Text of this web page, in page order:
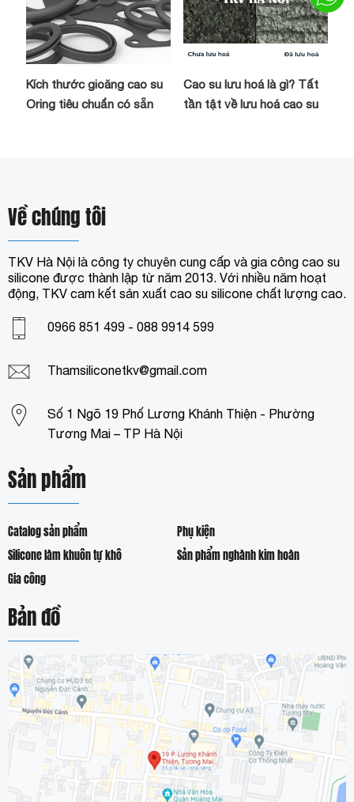
Kích thước gioăng cao su
Oring tiêu chuẩn có sẵn
Cao su lưu hoá là gì? Tất
tần tật về lưu hoá cao su
Về chúng tôi
TKV Hà Nội là công ty chuyên cung cấp và gia công cao su
silicone được thành lập từ năm 2013. Với nhiều năm hoạt
động, TKV cam kết sản xuất cao su silicone chất lượng cao.
0966 851 499 - 088 9914 599
Thamsiliconetkv@gmail.com
Số 1 Ngõ 19 Phố Lương Khánh Thiện - Phường
Tương Mai – TP Hà Nội
Sản phẩm
Catalog sản phẩm
Phụ kiện
Silicone làm khuôn tự khô
Sản phẩm nghành kim hoàn
Gia công
Bản đồ